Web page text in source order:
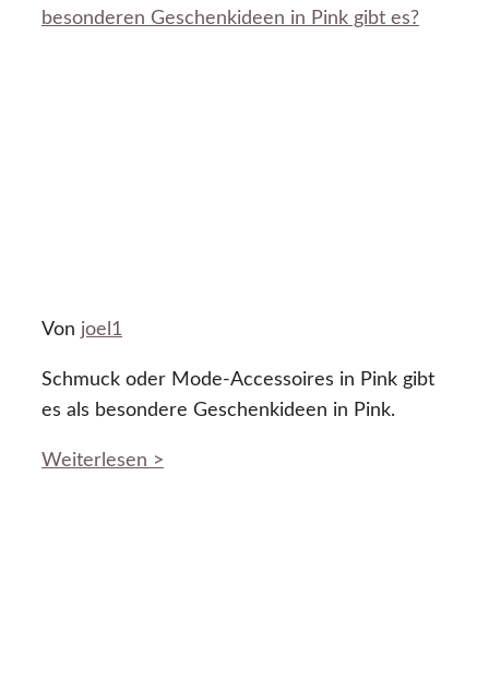
besonderen Geschenkideen in Pink gibt es?
Von joel1
Schmuck oder Mode-Accessoires in Pink gibt
es als besondere Geschenkideen in Pink.
Weiterlesen >